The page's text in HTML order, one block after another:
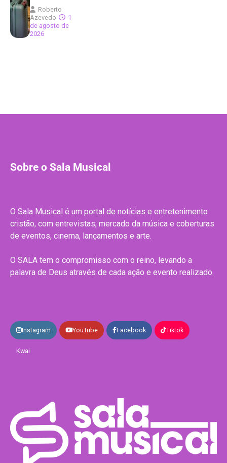
Roberto
Azevedo
1
de agosto de
2026
Sobre o Sala Musical
O Sala Musical é um portal de notícias e entretenimento
cristão, com entrevistas, mercado da música e coberturas
de eventos, cinema, lançamentos e arte.
O SALA tem o compromisso com o reino, levando a
palavra de Deus através de cada ação e evento realizado.
Instagram YouTube Facebook Tiktok
Kwai